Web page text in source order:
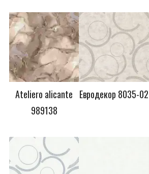
Ateliero alicante
989138
Евродекор 8035-02